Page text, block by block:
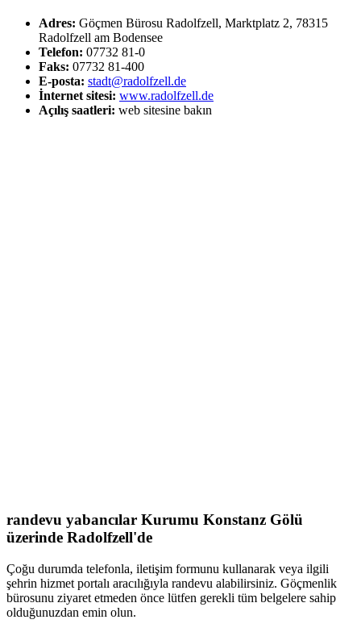
Adres: Göçmen Bürosu Radolfzell, Marktplatz 2, 78315
Radolfzell am Bodensee
Telefon: 07732 81-0
Faks: 07732 81-400
E-posta: stadt@radolfzell.de
İnternet sitesi: www.radolfzell.de
Açılış saatleri: web sitesine bakın
randevu yabancılar Kurumu Konstanz Gölü
üzerinde Radolfzell'de
Çoğu durumda telefonla, iletişim formunu kullanarak veya ilgili
şehrin hizmet portalı aracılığıyla randevu alabilirsiniz. Göçmenlik
bürosunu ziyaret etmeden önce lütfen gerekli tüm belgelere sahip
olduğunuzdan emin olun.